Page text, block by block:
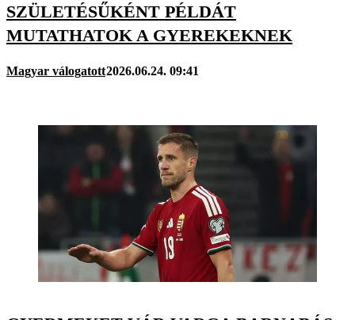
SZÜLETÉSŰKÉNT PÉLDÁT
MUTATHATOK A GYEREKEKNEK
Magyar válogatott2026.06.24. 09:41